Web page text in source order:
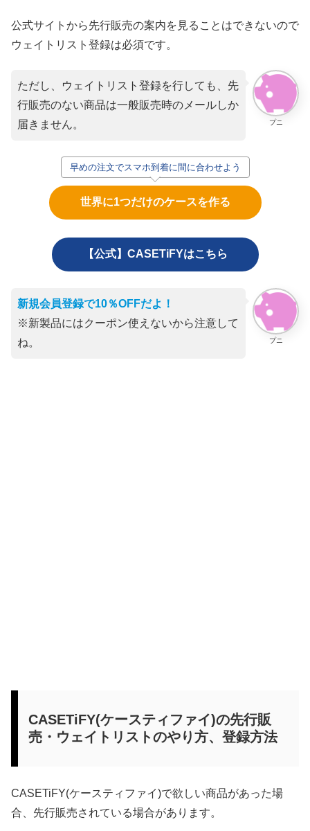
公式サイトから先行販売の案内を見ることはできないので
ウェイトリスト登録は必須です。
プニ
ただし、ウェイトリスト登録を行しても、先
行販売のない商品は一般販売時のメールしか
届きません。
早めの注文でスマホ到着に間に合わせよう
世界に1つだけのケースを作る
【公式】CASETiFYはこちら
プニ
新規会員登録で10％OFFだよ！
※新製品にはクーポン使えないから注意して
ね。
CASETiFY(ケースティファイ)の先行販
売・ウェイトリストのやり方、登録方法
CASETiFY(ケースティファイ)で欲しい商品があった場
合、先行販売されている場合があります。